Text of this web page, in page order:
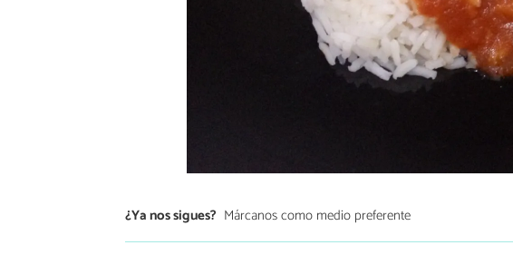
¿Ya nos sigues? Márcanos como medio preferente